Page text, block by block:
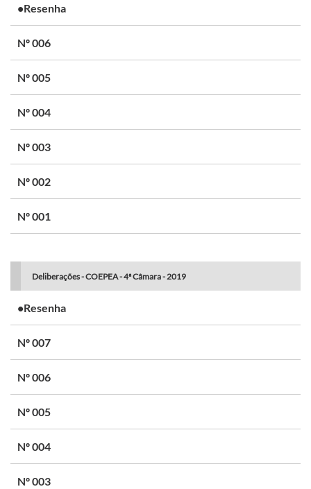
•Resenha
Nº 006
Nº 005
Nº 004
Nº 003
Nº 002
Nº 001
Deliberações - COEPEA - 4ª Câmara - 2019
•Resenha
Nº 007
Nº 006
Nº 005
Nº 004
Nº 003